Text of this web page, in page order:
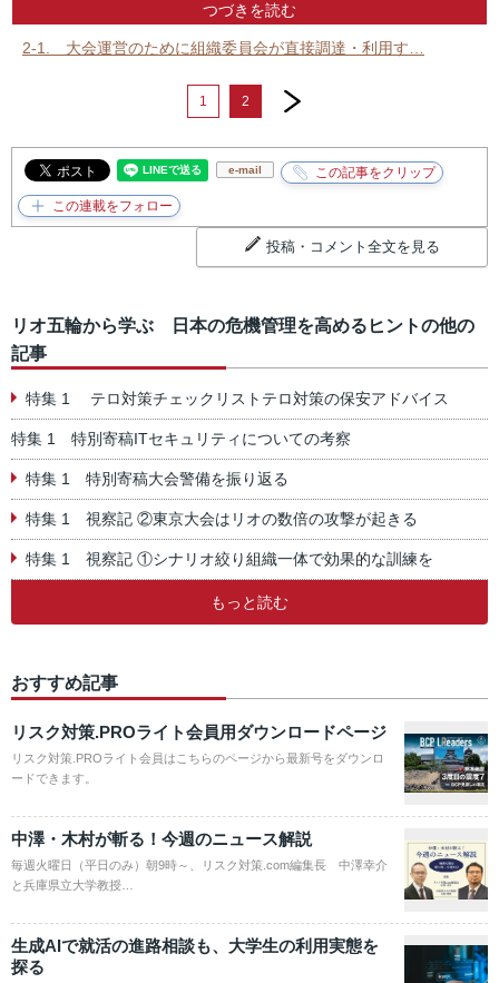
つづきを読む
2-1. 大会運営のために組織委員会が直接調達・利用す…
1 2
next
e-mail
投稿・コメント全文を見る
リオ五輪から学ぶ 日本の危機管理を高めるヒントの他の
記事
特集 1 テロ対策チェックリストテロ対策の保安アドバイス
特集 1 特別寄稿ITセキュリティについての考察
特集 1 特別寄稿大会警備を振り返る
特集 1 視察記 ②東京大会はリオの数倍の攻撃が起きる
特集 1 視察記 ①シナリオ絞り組織一体で効果的な訓練を
もっと読む
おすすめ記事
リスク対策.PROライト会員用ダウンロードページ
リスク対策.PROライト会員はこちらのページから最新号をダウンロ
ードできます。
中澤・木村が斬る！今週のニュース解説
毎週火曜日（平日のみ）朝9時～、リスク対策.com編集長 中澤幸介
と兵庫県立大学教授…
生成AIで就活の進路相談も、大学生の利用実態を
探る